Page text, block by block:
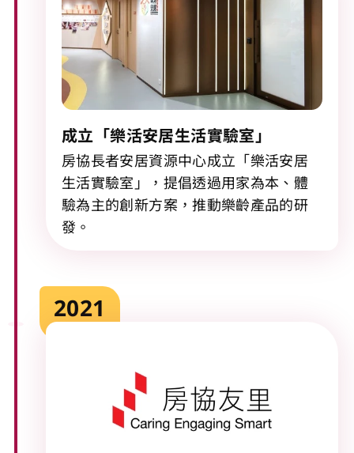
成立「樂活安居生活實驗室」
房協長者安居資源中心成立「樂活安居
生活實驗室」，提倡透過用家為本、體
驗為主的創新方案，推動樂齡產品的研
發。
2021